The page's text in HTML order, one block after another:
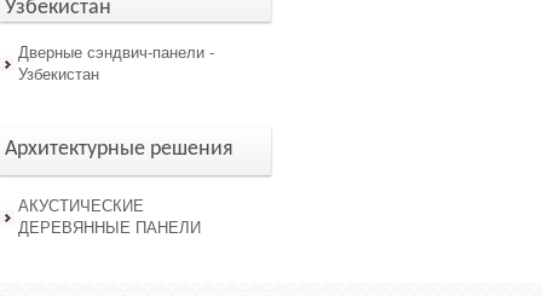
Узбекистан
Дверные сэндвич-панели -
Узбекистан
Архитектурные решения
АКУСТИЧЕСКИЕ
ДЕРЕВЯННЫЕ ПАНЕЛИ